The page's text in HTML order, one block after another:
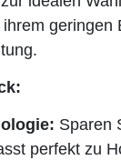
Sparen
perfekt zu